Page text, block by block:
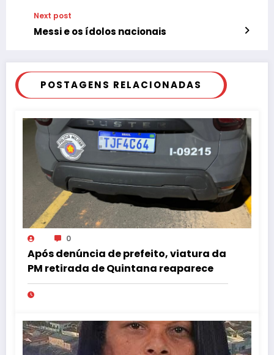
Next post
Messi e os ídolos nacionais
POSTAGENS RELACIONADAS
0
Após denúncia de prefeito, viatura da
PM retirada de Quintana reaparece